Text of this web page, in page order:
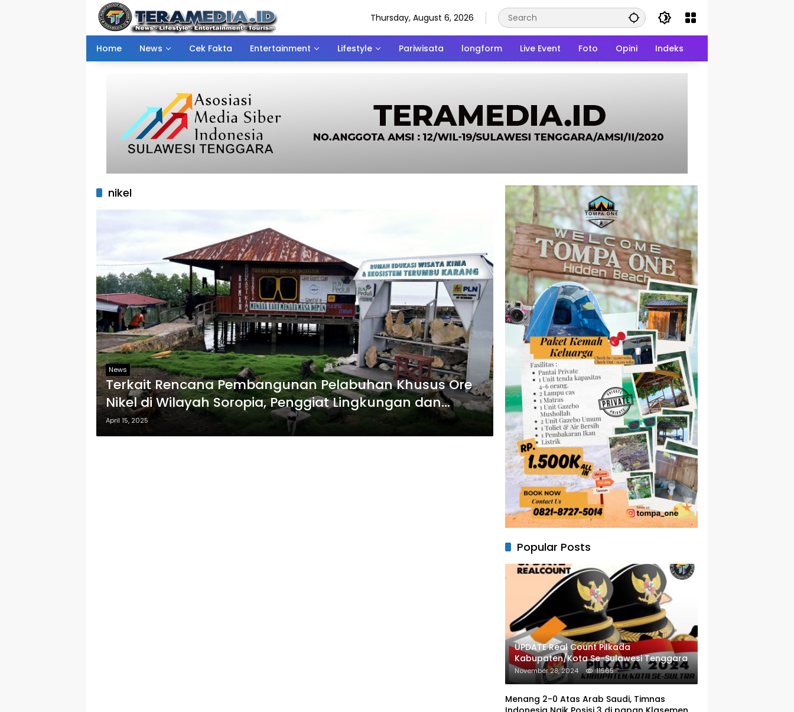
Thursday, August 6, 2026
Home News Cek Fakta Entertainment Lifestyle Pariwisata longform Live Event Foto Opini Indeks
nikel
News
Terkait Rencana Pembangunan Pelabuhan Khusus Ore
Nikel di Wilayah Soropia, Penggiat Lingkungan dan
Pariwisata Ajukan Surat Protes Ke Bupati Konawe
April 15, 2025
Popular Posts
UPDATE Real Count Pilkada
Kabupaten/Kota Se-Sulawesi Tenggara
November 28, 2024 11565
Menang 2-0 Atas Arab Saudi, Timnas